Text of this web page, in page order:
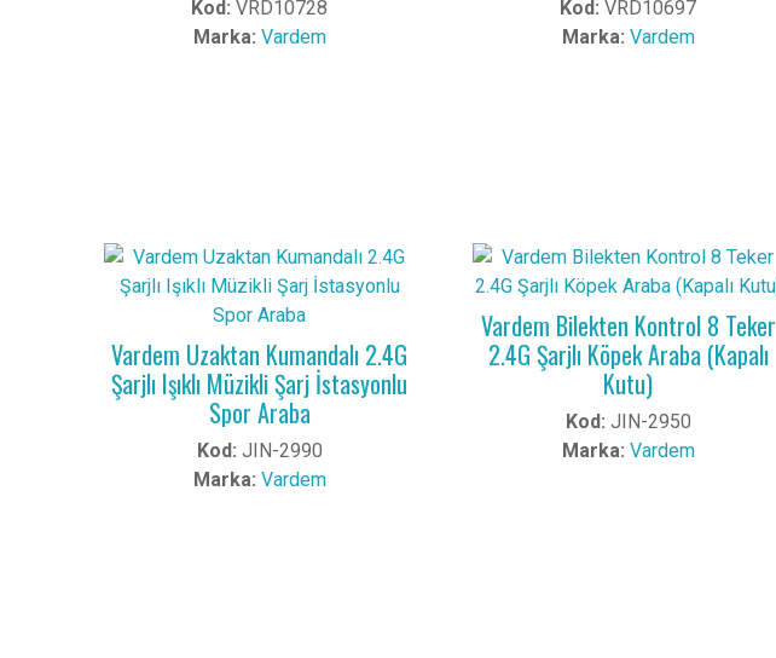
Kod: VRD10728
Marka: Vardem
Kod: VRD10697
Marka: Vardem
Vardem Uzaktan Kumandalı 2.4G
Şarjlı Işıklı Müzikli Şarj İstasyonlu
Spor Araba
Kod: JIN-2990
Marka: Vardem
Vardem Bilekten Kontrol 8 Teker
2.4G Şarjlı Köpek Araba (Kapalı
Kutu)
Kod: JIN-2950
Marka: Vardem